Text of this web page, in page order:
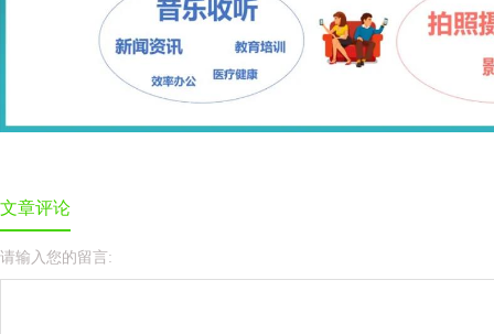
文章评论
请输入您的留言: